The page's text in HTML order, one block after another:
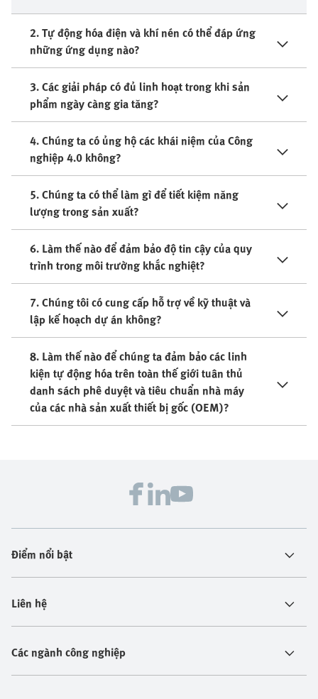
2. Tự động hóa điện và khí nén có thể đáp ứng
những ứng dụng nào?
3. Các giải pháp có đủ linh hoạt trong khi sản
phẩm ngày càng gia tăng?
4. Chúng ta có ủng hộ các khái niệm của Công
nghiệp 4.0 không?
5. Chúng ta có thể làm gì để tiết kiệm năng
lượng trong sản xuất?
6. Làm thế nào để đảm bảo độ tin cậy của quy
trình trong môi trường khắc nghiệt?
7. Chúng tôi có cung cấp hỗ trợ về kỹ thuật và
lập kế hoạch dự án không?
8. Làm thế nào để chúng ta đảm bảo các linh
kiện tự động hóa trên toàn thế giới tuân thủ
danh sách phê duyệt và tiêu chuẩn nhà máy
của các nhà sản xuất thiết bị gốc (OEM)?
Điểm nổi bật
Liên hệ
Các ngành công nghiệp